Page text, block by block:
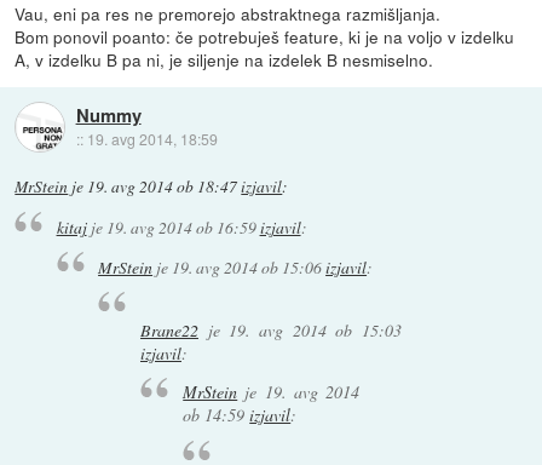
Vau, eni pa res ne premorejo abstraktnega razmišljanja.
Bom ponovil poanto: če potrebuješ feature, ki je na voljo v izdelku
A, v izdelku B pa ni, je siljenje na izdelek B nesmiselno.
Nummy
:: 19. avg 2014, 18:59
MrStein je 19. avg 2014 ob 18:47izjavil:
kitajje 19. avg 2014 ob 16:59izjavil:
MrStein je 19. avg 2014 ob 15:06izjavil:
Brane22je 19. avg 2014 ob 15:03
izjavil:
MrStein je 19. avg 2014
ob 14:59 izjavil: